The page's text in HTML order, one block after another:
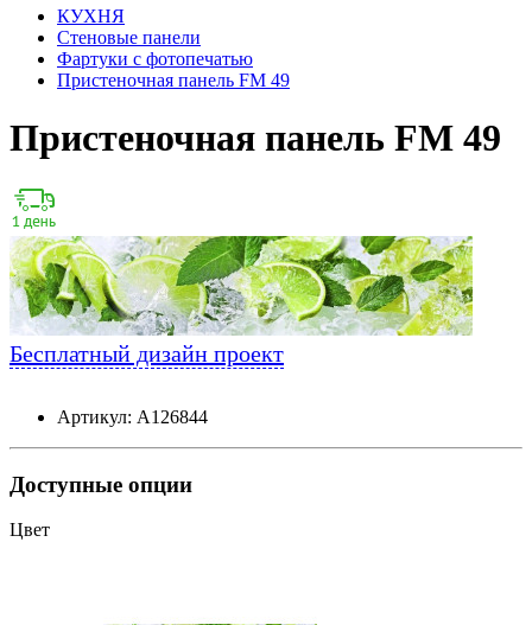
КУХНЯ
Стеновые панели
Фартуки с фотопечатью
Пристеночная панель FM 49
Пристеночная панель FM 49
Бесплатный дизайн проект
Артикул: А126844
Доступные опции
Цвет